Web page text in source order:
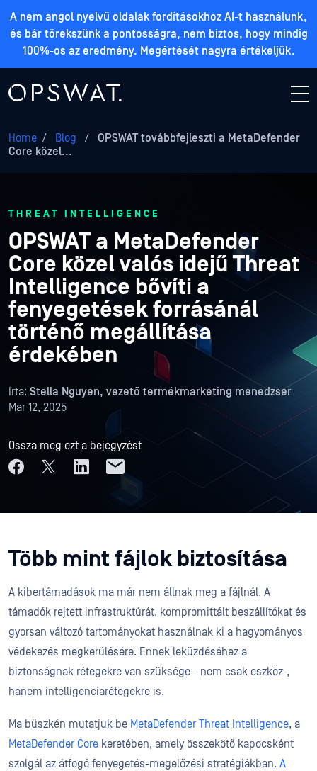
A nem angol nyelvű oldalak fordításokhoz AI-t használunk,
és bár törekszünk a pontosságra, nem biztos, hogy mindig
100%-os az eredmény. Megértését nagyra értékeljük.
Home / Blog /
OPSWAT továbbfejleszti a MetaDefender
Core közel...
THREAT INTELLIGENCE
OPSWAT a MetaDefender
Core közel valós idejű Threat
Intelligence bővíti a
fenyegetések forrásánál
történő megállítása
érdekében
Írta: Stella Nguyen, vezető termékmarketing menedzser
Mar 12, 2025
Ossza meg ezt a bejegyzést
Több mint fájlok biztosítása
A kibertámadások ma már nem állnak meg a fájlnál. A
támadók rejtett infrastruktúrát, kompromittált beszállítókat és
gyorsan változó tartományokat használnak ki a hagyományos
védekezés megkerülésére. Ennek leküzdéséhez a
biztonságnak rétegekre van szüksége - nem csak eszköz-,
hanem intelligenciarétegekre is.
Ma büszkén mutatjuk be MetaDefender Threat Intelligence, a
MetaDefender Core keretében, amely összekötő kapocsként
szolgál az átfogó fenyegetés-megelőzési stratégiákban. A